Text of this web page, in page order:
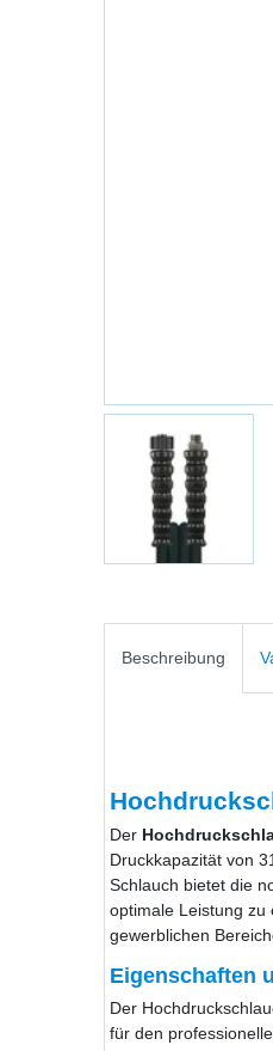
Beschreibung
Der
Druckkapazität von
Schlauch bietet die
optimale Leistung zu
gewerblichen
Eigenschaften
Der
für den